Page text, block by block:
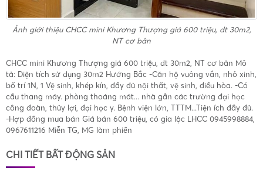
Ảnh giới thiệu CHCC mini Khương Thượng giá 600 triệu, dt 30m2,
NT cơ bản
CHCC mini Khương Thượng giá 600 triệu, dt 30m2, NT cơ bản Mô
tả: Diện tích sử dụng 30m2 Hướng Bắc -Căn hộ vuông vắn, nhỏ xinh,
bố trí 1N, 1 Vệ sinh, khép kín, đầy đủ nội thất, vệ sinh, điều hòa. -Có
cầu thang máy. phòng thoáng mát... nhà gần các trường đại học
công đoàn, thủy lợi, đại học y. Bệnh viện lớn, TTTM...Tiện ích đầy đủ.
-Hợp đồng mua bán Giá bán 600 triệu, có gia lộc LHCC 0945998884,
0967611216 Miễn TG, MG làm phiền
CHI TIẾT BẤT ĐỘNG SẢN